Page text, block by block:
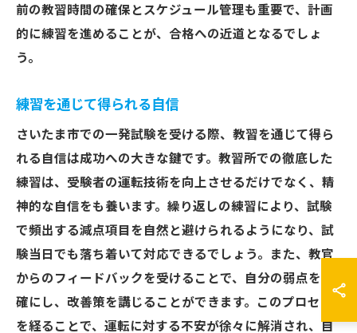
前の教習時間の確保とスケジュール管理も重要で、計画
的に練習を進めることが、合格への近道となるでしょ
う。
練習を通じて得られる自信
さいたま市での一発試験を受ける際、教習を通じて得ら
れる自信は成功への大きな鍵です。教習所での徹底した
練習は、受験者の運転技術を向上させるだけでなく、精
神的な自信をも養います。繰り返しの練習により、試験
で頻出する減点項目を自然と避けられるようになり、試
験当日でも落ち着いて対応できるでしょう。また、教官
からのフィードバックを受けることで、自分の弱点を明
確にし、改善策を講じることができます。このプロセス
を経ることで、運転に対する不安が徐々に解消され、自